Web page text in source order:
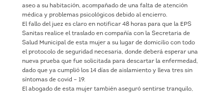
aseo a su habitación, acompañado de una falta de atención
médica y problemas psicológicos debido al encierro.
El fallo del juez es claro en notificar 48 horas para que la EPS
Sanitas realice el traslado en compañía con la Secretaria de
Salud Municipal de esta mujer a su lugar de domicilio con todo
el protocolo de seguridad necesaria, donde deberá esperar una
nueva prueba que fue solicitada para descartar la enfermedad,
dado que ya cumplió los 14 días de aislamiento y lleva tres sin
síntomas de covid – 19.
El abogado de esta mujer también aseguró sentirse tranquilo,